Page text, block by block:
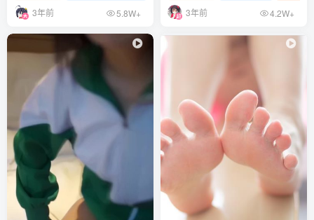
[ROSI写真]口罩系列 2025.12.07 NO.3465 [72P205MB]
[ROSI写真]口罩系列 2025.12.05 NO.3463 [101P237MB]
[ROSI写真]口罩系列 2025.12.04 NO.3462 [117P289MB]
[ROSI写真]口罩系列 2025.12.03 NO.3461 [82P206MB]
[ROSI写真]口罩系列 2025.12.02 NO.3460 [92P240MB]
[ROSI写真]口罩系列 2025.12.01 NO.3459 [112P337MB]
[ROSI写真]口罩系列 2025.11.30 NO.3458 [77P197MB]
[ROSI写真]口罩系列 2025.11.29 NO.3457 [100P254MB]
[ROSI写真]口罩系列 2025.11.28 NO.3456 [144P352MB]
3年前 5.8W+ 3年前 4.2W+